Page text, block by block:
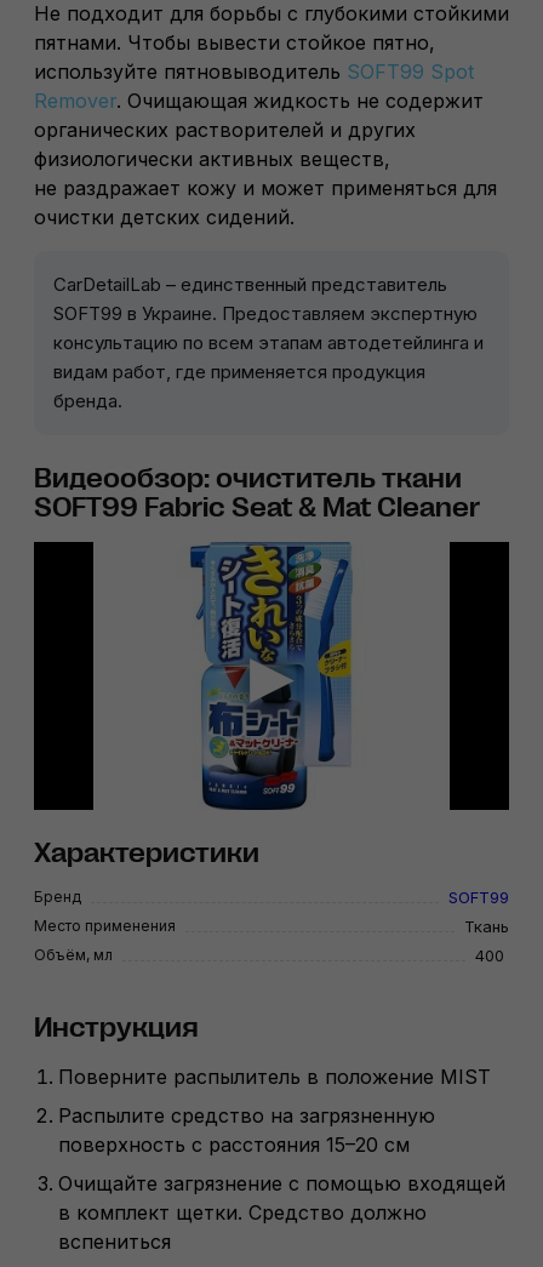
Не подходит для борьбы с глубокими стойкими
пятнами. Чтобы вывести стойкое пятно,
используйте пятновыводитель SOFT99 Spot
Remover. Очищающая жидкость не содержит
органических растворителей и других
физиологически активных веществ,
не раздражает кожу и может применяться для
очистки детских сидений.
CarDetailLab – единственный представитель
SOFT99 в Украине. Предоставляем экспертную
консультацию по всем этапам автодетейлинга и
видам работ, где применяется продукция
бренда.
Видеообзор: очиститель ткани
SOFT99 Fabric Seat & Mat Cleaner
Характеристики
Бренд SOFT99
Место применения Ткань
Объём, мл 400
Инструкция
Поверните распылитель в положение MIST
Распылите средство на загрязненную
поверхность с расстояния 15–20 см
Очищайте загрязнение с помощью входящей
в комплект щетки. Средство должно
вспениться